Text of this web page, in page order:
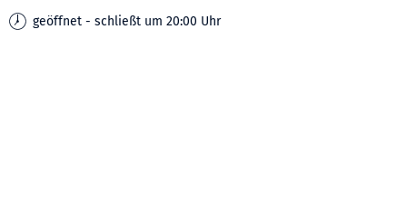
geöffnet - schließt um 20:00 Uhr